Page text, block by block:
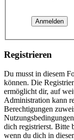
Registrieren
Du musst in diesem
können. Die
ermöglicht dir, auf
Administration kann
Berechtigungen
dich registrierst. Bitte
wenn du dich in